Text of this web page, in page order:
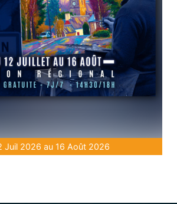
Juil 2026 au 16 Août 2026